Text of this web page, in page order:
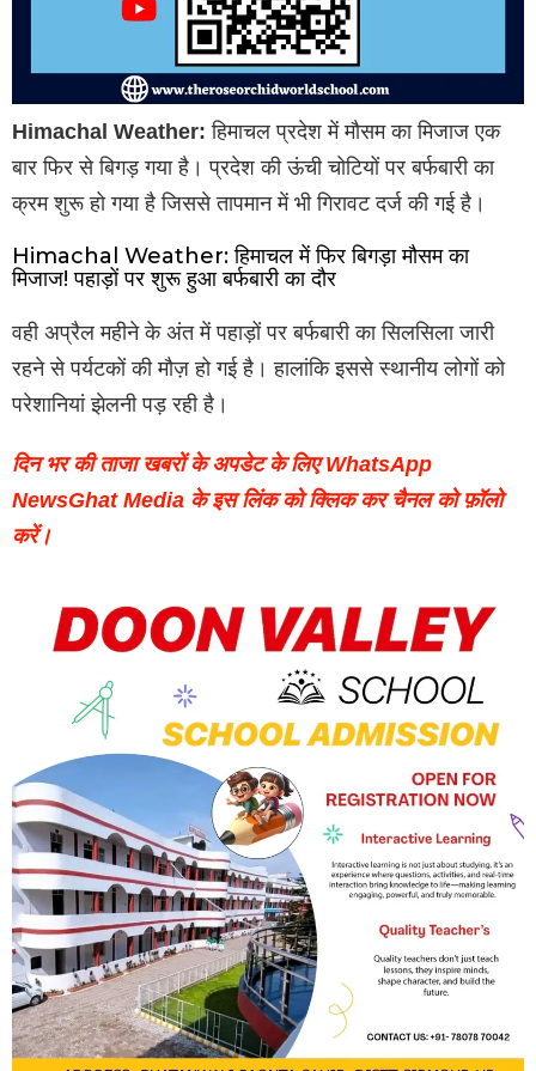
Himachal Weather: हिमाचल प्रदेश में मौसम का मिजाज एक
बार फिर से बिगड़ गया है। प्रदेश की ऊंची चोटियों पर बर्फबारी का
क्रम शुरू हो गया है जिससे तापमान में भी गिरावट दर्ज की गई है।
Himachal Weather: हिमाचल में फिर बिगड़ा मौसम का
मिजाज! पहाड़ों पर शुरू हुआ बर्फबारी का दौर
वही अप्रैल महीने के अंत में पहाड़ों पर बर्फबारी का सिलसिला जारी
रहने से पर्यटकों की मौज़ हो गई है। हालांकि इससे स्थानीय लोगों को
परेशानियां झेलनी पड़ रही है।
दिन भर की ताजा खबरों के अपडेट के लिए WhatsApp
NewsGhat Media के इस लिंक को क्लिक कर चैनल को फ़ॉलो
करें।